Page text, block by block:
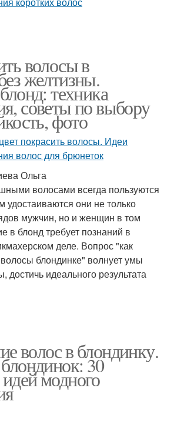
волосы в
желтизны.
техника
советы по выбору
фото
Ольга
волосами всегда пользуются
они не только
мужчин, но и женщин в том
в блонд требует познаний в
деле. Вопрос "как
блондинке" волнует умы
достичь идеального результата
волос в блондинку.
30
модного